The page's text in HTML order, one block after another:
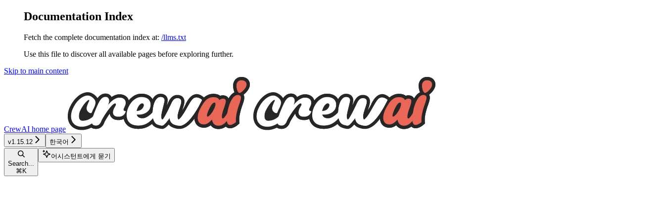
Documentation Index
Fetch the complete documentation index at: /llms.txt
Use this file to discover all available pages before exploring further.
Skip to main content
CrewAI home page
v1.15.12 한국어
Search...
⌘ K
어시스턴트에게 묻기